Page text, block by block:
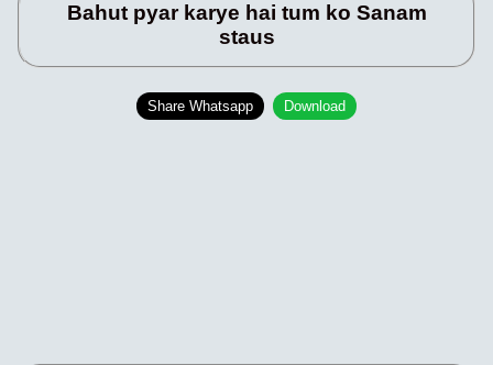
Bahut pyar karye hai tum ko Sanam
staus
Share Whatsapp Download